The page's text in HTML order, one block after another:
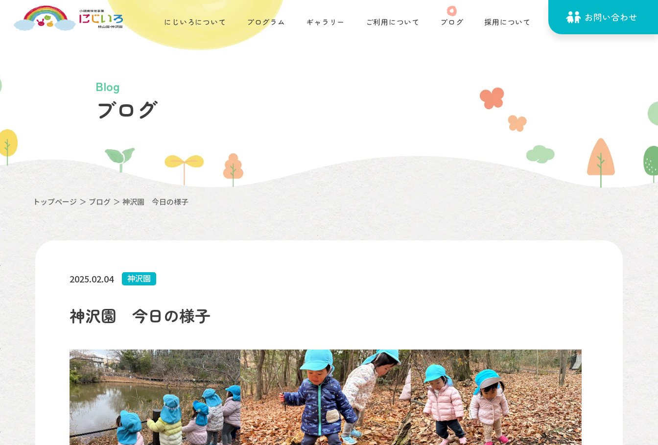
にじいろについて プログラム ギャラリー ご利用について ブログ 採用について お問い合わせ
Blog
ブログ
トップページ ブログ 神沢園 今日の様子
2025.02.04 神沢園
神沢園 今日の様子